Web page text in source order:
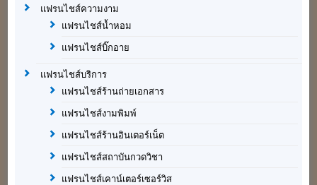
แฟรนไชส์ความงาม
แฟรนไชส์น้ำหอม
แฟรนไชส์บิ๊กอาย
แฟรนไชส์บริการ
แฟรนไชส์ร้านถ่ายเอกสาร
แฟรนไชส์งามพิมพ์
แฟรนไชส์ร้านอินเตอร์เน็ต
แฟรนไชส์สถาบันกวดวิชา
แฟรนไชส์เคาน์เตอร์เซอร์วิส